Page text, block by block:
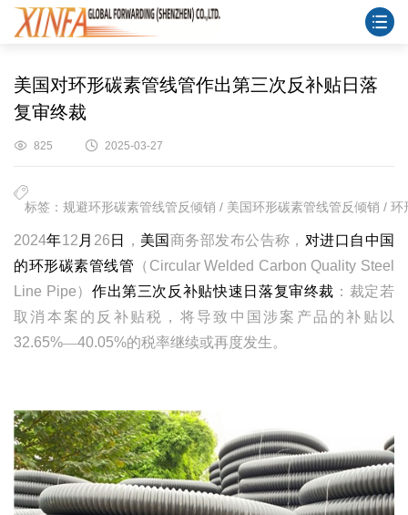
美国对环形碳素管线管作出第三次反补贴日落
复审终裁
825 2025-03-27
标签：规避环形碳素管线管反倾销 / 美国环形碳素管线管反倾销 /
2024年12 月 26 日 ， 美国商务部发布公告称， 对进口自中国
的环形碳素管线管 （ Circular Welded Carbon Quality Steel
Line Pipe） 作出第三次反补贴快速日落复审终裁 ：裁定若
取消本案的反补贴税，将导致中国涉案产品的补贴以
32.65%—40.05%的税率继续或再度发生。